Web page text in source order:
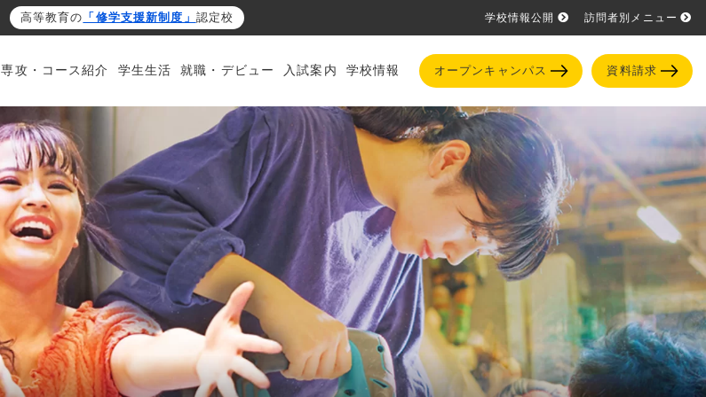
高等教育の 「修学支援新制度」 認定校 学校情報公開 訪問者別メニュー
専攻・コース紹介 学生生活 就職・デビュー 入試案内 学校情報 オープンキャンパス 資料請求